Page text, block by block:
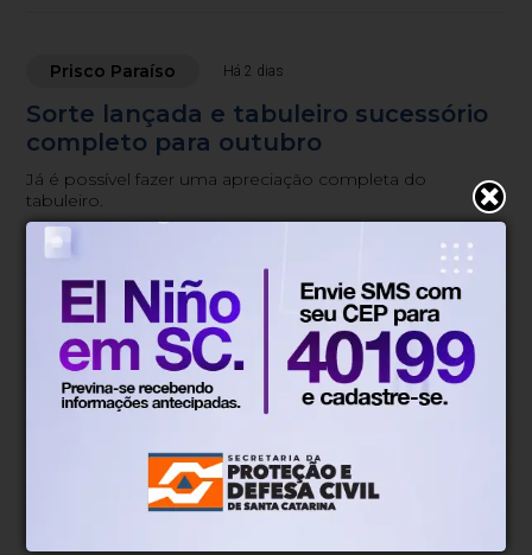
Prisco Paraíso Há 2 dias
Sorte lançada e tabuleiro sucessório
completo para outubro
Já é possível fazer uma apreciação completa do
tabuleiro.
Blumenau, SC
15°
Chuvas esparsas
Mín.12° Máx. 18°
Vento